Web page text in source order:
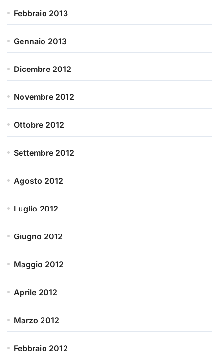
Febbraio 2013
Gennaio 2013
Dicembre 2012
Novembre 2012
Ottobre 2012
Settembre 2012
Agosto 2012
Luglio 2012
Giugno 2012
Maggio 2012
Aprile 2012
Marzo 2012
Febbraio 2012